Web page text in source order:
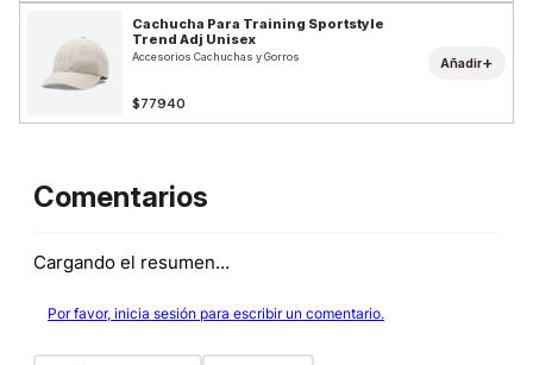
Cachucha Para Training Sportstyle
Trend Adj Unisex
Accesorios Cachuchas y Gorros
$77940
Añadir+
Comentarios
Cargando el resumen…
Por favor, inicia sesión para escribir un comentario.